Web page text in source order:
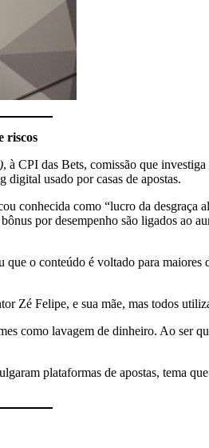
riscos
, à CPI das Bets, comissão que
usado por casas de apostas.
conhecida como “lucro da desgraça
por desempenho são ligados ao
o conteúdo é voltado para
Zé Felipe, e sua mãe, mas todos
como lavagem de dinheiro. Ao ser
plataformas de apostas, tema